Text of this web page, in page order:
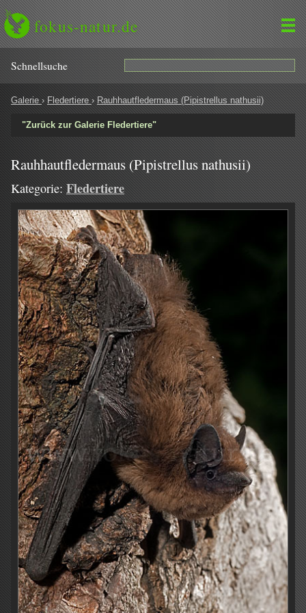
fokus-natur.de
Schnell­suche
Galerie › Fledertiere › Rauhhautfledermaus (Pipistrellus nathusii)
"Zurück zur Galerie Fledertiere"
Rauhhautfledermaus (Pipistrellus nathusii)
Kategorie: Fledertiere